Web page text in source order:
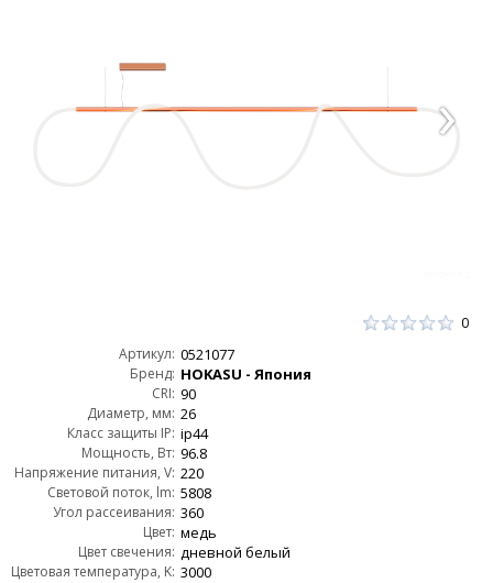
0
Артикул: 0521077
Бренд: HOKASU - Япония
CRI: 90
Диаметр, мм: 26
Класс защиты IP: ip44
Мощность, Вт: 96.8
Напряжение питания, V: 220
Световой поток, lm: 5808
Угол рассеивания: 360
Цвет: медь
Цвет свечения: дневной белый
Цветовая температура, K: 3000